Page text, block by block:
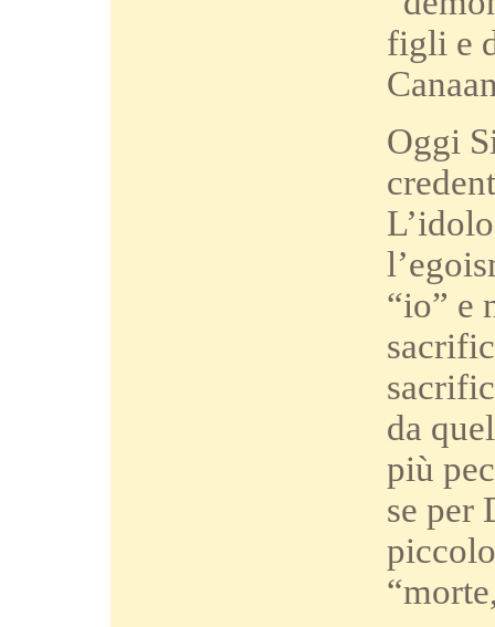
figli e
Oggi
“io” e
da
più
se per